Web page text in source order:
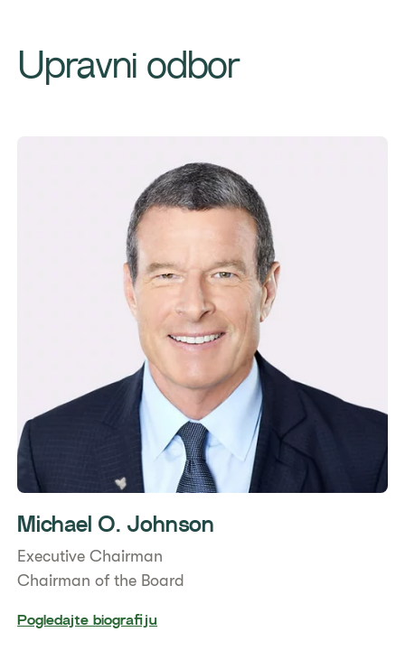
Upravni odbor
Michael O. Johnson
Executive Chairman
Chairman of the Board
Pogledajte biografiju